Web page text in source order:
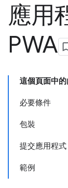
應用
PWA
這個頁面中
必要條件
包裝
提交應用程式
範例